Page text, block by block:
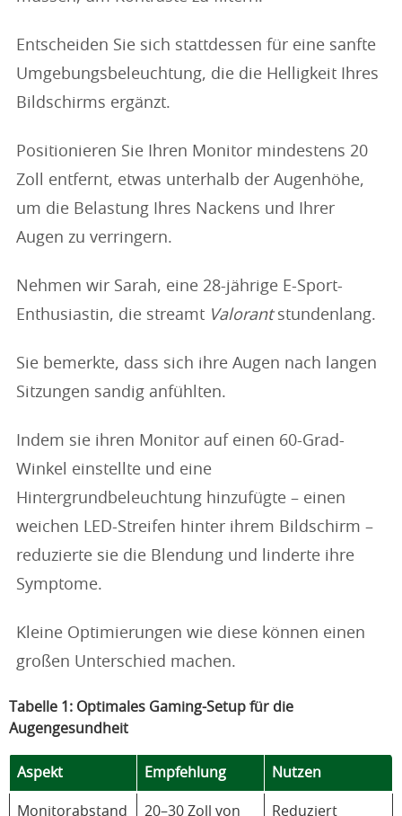
Entscheiden Sie sich stattdessen für eine sanfte
Umgebungsbeleuchtung, die die Helligkeit Ihres
Bildschirms ergänzt.
Positionieren Sie Ihren Monitor mindestens 20
Zoll entfernt, etwas unterhalb der Augenhöhe,
um die Belastung Ihres Nackens und Ihrer
Augen zu verringern.
Nehmen wir Sarah, eine 28-jährige E-Sport-
Enthusiastin, die streamt Valorantstundenlang.
Sie bemerkte, dass sich ihre Augen nach langen
Sitzungen sandig anfühlten.
Indem sie ihren Monitor auf einen 60-Grad-
Winkel einstellte und eine
Hintergrundbeleuchtung hinzufügte – einen
weichen LED-Streifen hinter ihrem Bildschirm –
reduzierte sie die Blendung und linderte ihre
Symptome.
Kleine Optimierungen wie diese können einen
großen Unterschied machen.
Tabelle 1: Optimales Gaming-Setup für die
Augengesundheit
Aspekt Empfehlung Nutzen
Monitorabstand
20–30 Zoll von
Reduziert